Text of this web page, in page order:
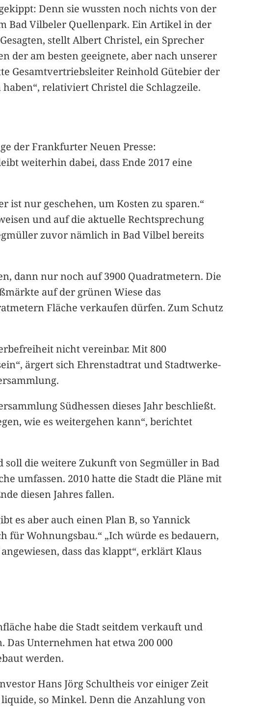
Denn sie wussten noch nichts von der
Bad Vilbeler Quellenpark. Ein Artikel in der
stellt Albert Christel, ein Sprecher
der am besten geeignete, aber nach unserer
Gesamtvertriebsleiter Reinhold Gütebier der
relativiert Christel die Schlagzeile.
der Frankfurter Neuen Presse:
weiterhin dabei, dass Ende 2017 eine
ist nur geschehen, um Kosten zu sparen.“
und auf die aktuelle Rechtsprechung
zuvor nämlich in Bad Vilbel bereits
dann nur noch auf 3900 Quadratmetern. Die
auf der grünen Wiese das
Fläche verkaufen dürfen. Zum Schutz
nicht vereinbar. Mit 800
ärgert sich Ehrenstadtrat und Stadtwerke-
Südhessen dieses Jahr beschließt.
wie es weitergehen kann“, berichtet
soll die weitere Zukunft von Segmüller in Bad
umfassen. 2010 hatte die Stadt die Pläne mit
diesen Jahres fallen.
es aber auch einen Plan B, so Yannick
für Wohnungsbau.“ „Ich würde es bedauern,
dass das klappt“, erklärt Klaus
habe die Stadt seitdem verkauft und
Das Unternehmen hat etwa 200 000
werden.
Hans Jörg Schultheis vor einiger Zeit
so Minkel. Denn die Anzahlung von